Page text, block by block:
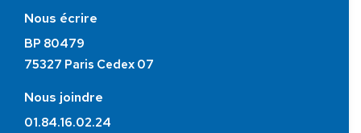
Nous écrire
BP 80479
75327 Paris Cedex 07
Nous joindre
01.84.16.02.24